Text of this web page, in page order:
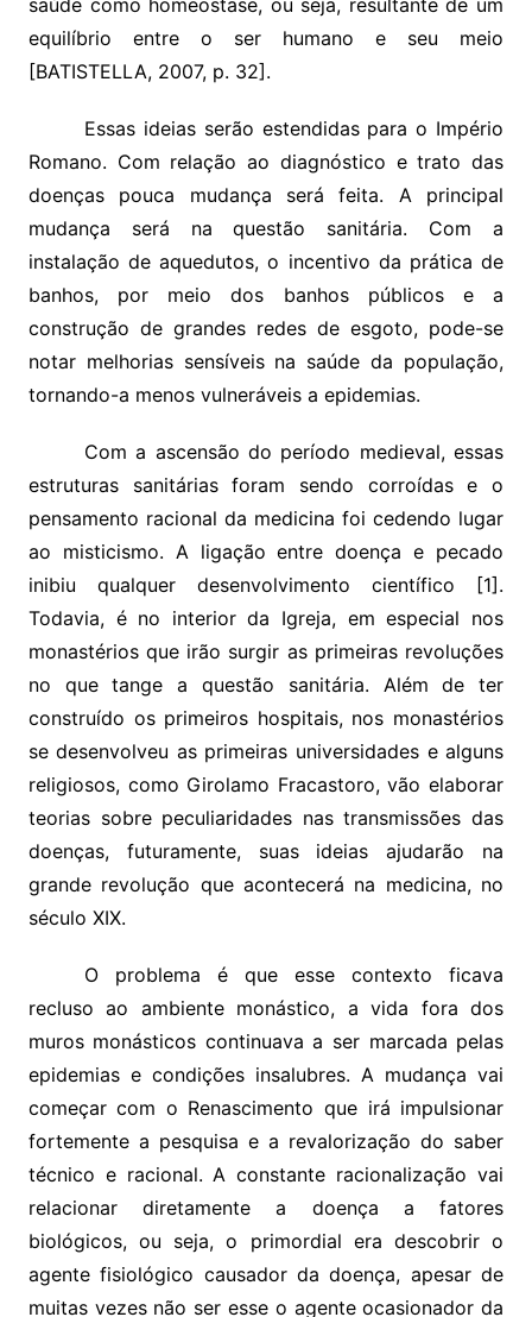
equilíbrio entre o ser humano e seu meio
[BATISTELLA, 2007, p. 32].
Essas ideias serão estendidas para o Império
Romano. Com relação ao diagnóstico e trato das
doenças pouca mudança será feita. A principal
mudança será na questão sanitária. Com a
instalação de aquedutos, o incentivo da prática de
banhos, por meio dos banhos públicos e a
construção de grandes redes de esgoto, pode-se
notar melhorias sensíveis na saúde da população,
tornando-a menos vulneráveis a epidemias.
Com a ascensão do período medieval, essas
estruturas sanitárias foram sendo corroídas e o
pensamento racional da medicina foi cedendo lugar
ao misticismo. A ligação entre doença e pecado
inibiu qualquer desenvolvimento científico [1].
Todavia, é no interior da Igreja, em especial nos
monastérios que irão surgir as primeiras revoluções
no que tange a questão sanitária. Além de ter
construído os primeiros hospitais, nos monastérios
se desenvolveu as primeiras universidades e alguns
religiosos, como Girolamo Fracastoro, vão elaborar
teorias sobre peculiaridades nas transmissões das
doenças, futuramente, suas ideias ajudarão na
grande revolução que acontecerá na medicina, no
século XIX.
O problema é que esse contexto ficava
recluso ao ambiente monástico, a vida fora dos
muros monásticos continuava a ser marcada pelas
epidemias e condições insalubres. A mudança vai
começar com o Renascimento que irá impulsionar
fortemente a pesquisa e a revalorização do saber
técnico e racional. A constante racionalização vai
relacionar diretamente a doença a fatores
biológicos, ou seja, o primordial era descobrir o
agente fisiológico causador da doença, apesar de
muitas vezes não ser esse o agente ocasionador da